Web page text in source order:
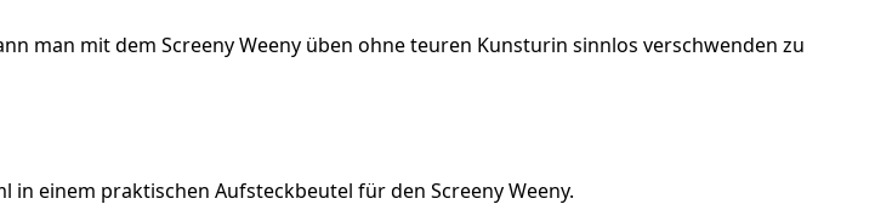
man mit dem Screeny Weeny üben ohne teuren Kunsturin sinnlos verschwenden zu
einem praktischen Aufsteckbeutel für den Screeny Weeny.